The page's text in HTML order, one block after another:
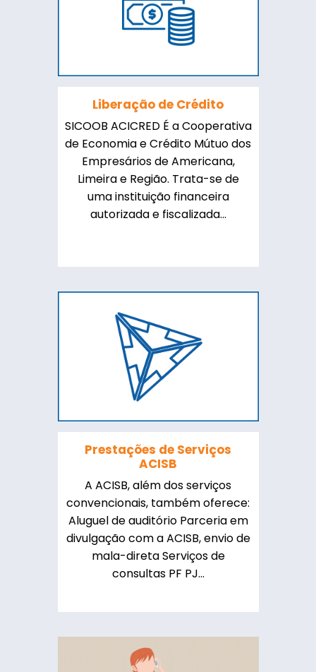
Liberação de Crédito
SICOOB ACICRED É a Cooperativa
de Economia e Crédito Mútuo dos
Empresários de Americana,
Limeira e Região. Trata-se de
uma instituição financeira
autorizada e fiscalizada...
Prestações de Serviços
ACISB
A ACISB, além dos serviços
convencionais, também oferece:
Aluguel de auditório Parceria em
divulgação com a ACISB, envio de
mala-direta Serviços de
consultas PF PJ...